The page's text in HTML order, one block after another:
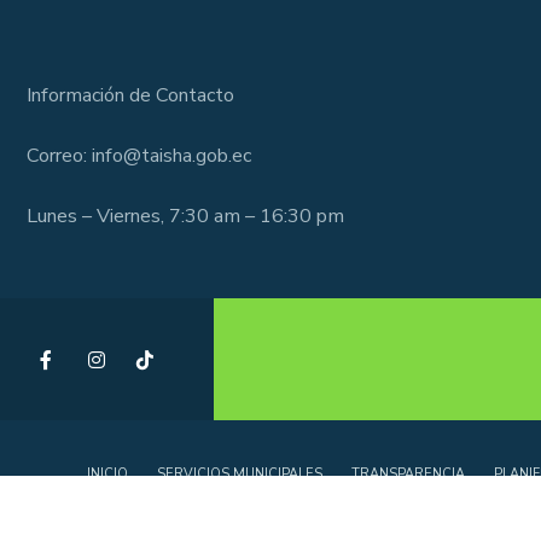
Información de Contacto
Correo: info@taisha.gob.ec
Lunes – Viernes, 7:30 am – 16:30 pm
INICIO SERVICIOS MUNICIPALES TRANSPARENCIA